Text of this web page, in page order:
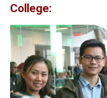
College: